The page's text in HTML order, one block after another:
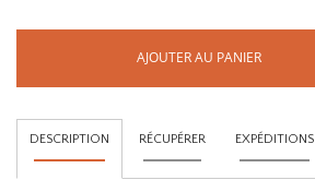
AJOUTER AU PANIER
DESCRIPTION RÉCUPÉRER EXPÉDITIONS